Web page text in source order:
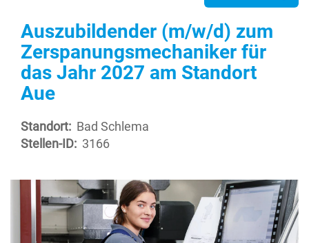
Auszubildender (m/w/d) zum
Zerspanungsmechaniker für
das Jahr 2027 am Standort
Aue
Standort: Bad Schlema
Stellen-ID: 3166